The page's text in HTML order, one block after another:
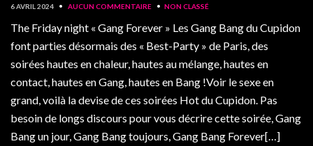
6 AVRIL 2024 • AUCUN COMMENTAIRE • NON CLASSÉ
The Friday night « Gang Forever » Les Gang Bang du Cupidon
font parties désormais des « Best-Party » de Paris, des
soirées hautes en chaleur, hautes au mélange, hautes en
contact, hautes en Gang, hautes en Bang !Voir le sexe en
grand, voilà la devise de ces soirées Hot du Cupidon. Pas
besoin de longs discours pour vous décrire cette soirée, Gang
Bang un jour, Gang Bang toujours, Gang Bang Forever[…]